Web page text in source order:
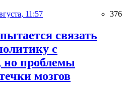
11:57 376
связать
с
но проблемы
мозгов